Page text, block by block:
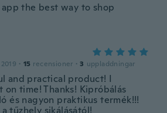
the best way to shop
· 15 recensioner · 3 uppladdningar
and practical product! I
on time! Thanks! Kipróbálás
és nagyon praktikus termék!!!
tűzhely sikálásától!